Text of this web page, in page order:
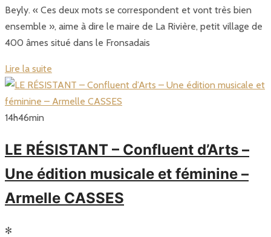
Beyly. « Ces deux mots se correspondent et vont très bien
ensemble », aime à dire le maire de La Rivière, petit village de
400 âmes situé dans le Fronsadais
Lire la suite
14h46min
LE RÉSISTANT – Confluent d’Arts –
Une édition musicale et féminine –
Armelle CASSES
✻